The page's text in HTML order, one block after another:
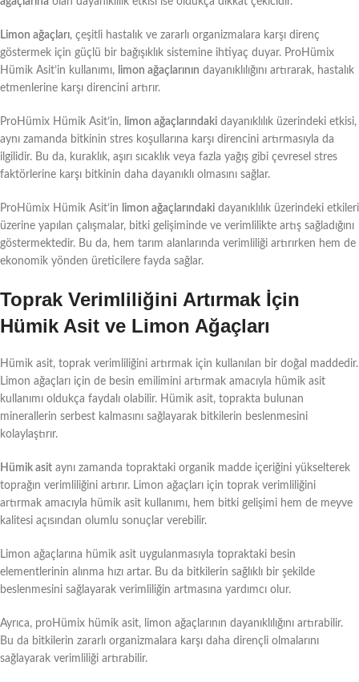
Limon ağaçları, çeşitli hastalık ve zararlı organizmalara karşı direnç
göstermek için güçlü bir bağışıklık sistemine ihtiyaç duyar. ProHümix
Hümik Asit’in kullanımı, limon ağaçlarının dayanıklılığını artırarak, hastalık
etmenlerine karşı direncini artırır.
ProHümix Hümik Asit’in, limon ağaçlarındaki dayanıklılık üzerindeki etkisi,
aynı zamanda bitkinin stres koşullarına karşı direncini artırmasıyla da
ilgilidir. Bu da, kuraklık, aşırı sıcaklık veya fazla yağış gibi çevresel stres
faktörlerine karşı bitkinin daha dayanıklı olmasını sağlar.
ProHümix Hümik Asit’in limon ağaçlarındaki dayanıklılık üzerindeki etkileri
üzerine yapılan çalışmalar, bitki gelişiminde ve verimlilikte artış sağladığını
göstermektedir. Bu da, hem tarım alanlarında verimliliği artırırken hem de
ekonomik yönden üreticilere fayda sağlar.
Toprak Verimliliğini Artırmak İçin
Hümik Asit ve Limon Ağaçları
Hümik asit, toprak verimliliğini artırmak için kullanılan bir doğal maddedir.
Limon ağaçları için de besin emilimini artırmak amacıyla hümik asit
kullanımı oldukça faydalı olabilir. Hümik asit, toprakta bulunan
minerallerin serbest kalmasını sağlayarak bitkilerin beslenmesini
kolaylaştırır.
Hümik asit aynı zamanda topraktaki organik madde içeriğini yükselterek
toprağın verimliliğini artırır. Limon ağaçları için toprak verimliliğini
artırmak amacıyla hümik asit kullanımı, hem bitki gelişimi hem de meyve
kalitesi açısından olumlu sonuçlar verebilir.
Limon ağaçlarına hümik asit uygulanmasıyla topraktaki besin
elementlerinin alınma hızı artar. Bu da bitkilerin sağlıklı bir şekilde
beslenmesini sağlayarak verimliliğin artmasına yardımcı olur.
Ayrıca, proHümix hümik asit, limon ağaçlarının dayanıklılığını artırabilir.
Bu da bitkilerin zararlı organizmalara karşı daha dirençli olmalarını
sağlayarak verimliliği artırabilir.